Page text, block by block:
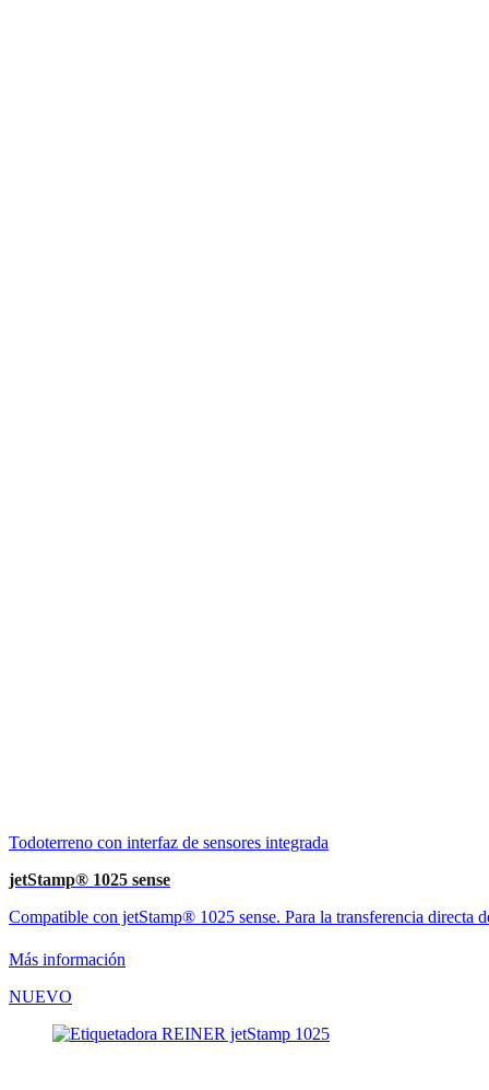
Todoterreno con interfaz de sensores integrada
jetStamp® 1025 sense
Compatible con jetStamp® 1025 sense. Para la transferencia directa
Más información
NUEVO